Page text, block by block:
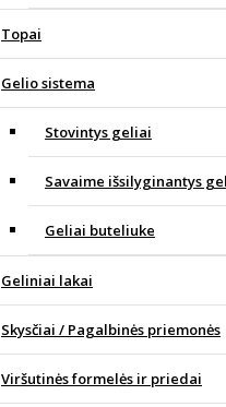
Topai
Gelio sistema
Stovintys geliai
Savaime išsilyginantys
Geliai buteliuke
Geliniai lakai
Skysčiai / Pagalbinės priemonės
Viršutinės formelės ir priedai